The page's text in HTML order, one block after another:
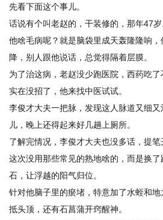
先看下面这个事儿。
话说有个叫老赵的，干装修的，那年47岁
他啥毛病呢？就是脑袋里成天轰隆隆响
降，别人跟他说话，总觉得隔着层膜。
为了治这病，老赵没少跑医院，西药吃
实在没招了，他来找中医试试。
李俊才大夫一把脉，发现这人脉道又细
儿，晚上还得起来好几趟上厕所。
了解完情况，李俊才大夫也没多话，提笔
这次没用那些常见的熟地啥的，而是换
石，让浮越的阳气归位。
针对他脑子里的瘀堵，特意加了水蛭和
抵头顶，还有石菖蒲开窍醒神。